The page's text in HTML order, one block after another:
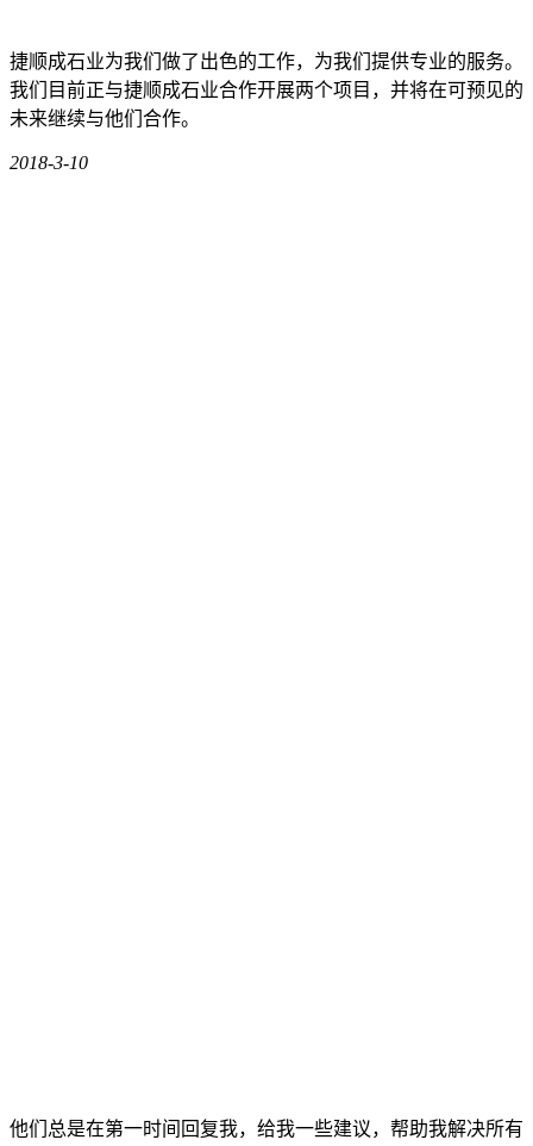
捷顺成石业为我们做了出色的工作，为我们提供专业的服务。
我们目前正与捷顺成石业合作开展两个项目，并将在可预见的
未来继续与他们合作。
2018-3-10
他们总是在第一时间回复我，给我一些建议，帮助我解决所有